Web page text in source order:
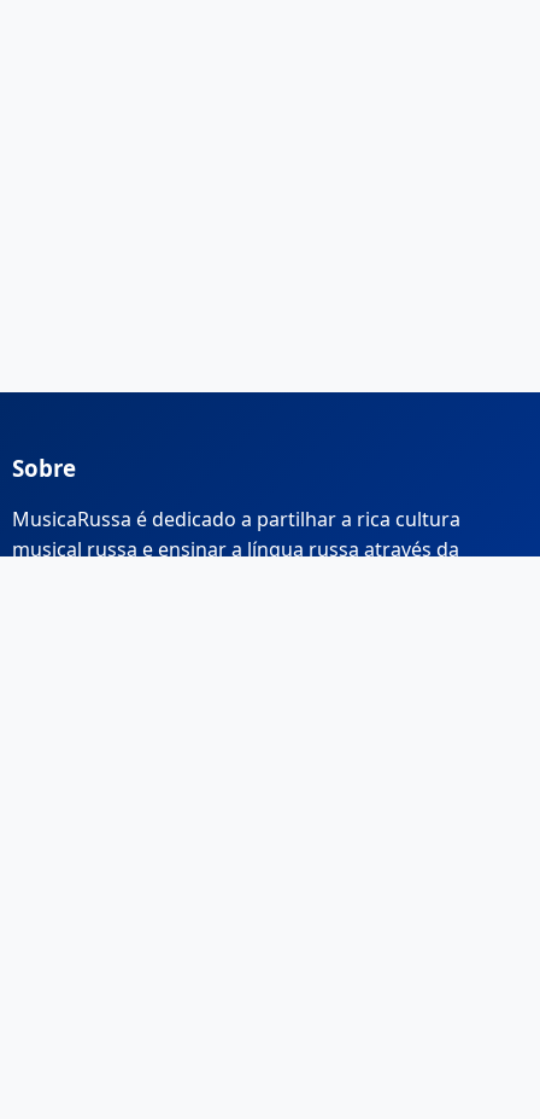
Sobre
MusicaRussa é dedicado a partilhar a rica cultura
musical russa e ensinar a língua russa através da